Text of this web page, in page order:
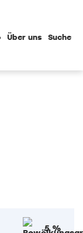
Über uns Suche
5 %